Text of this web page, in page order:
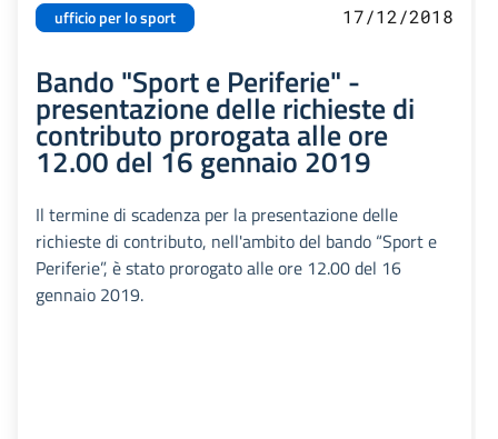
ufficio per lo sport 17/12/2018
Bando "Sport e Periferie" -
presentazione delle richieste di
contributo prorogata alle ore
12.00 del 16 gennaio 2019
Il termine di scadenza per la presentazione delle
richieste di contributo, nell'ambito del bando “Sport e
Periferie”, è stato prorogato alle ore 12.00 del 16
gennaio 2019.